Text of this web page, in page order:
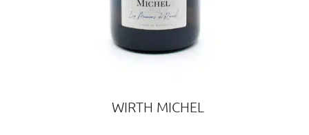
WIRTH MICHEL